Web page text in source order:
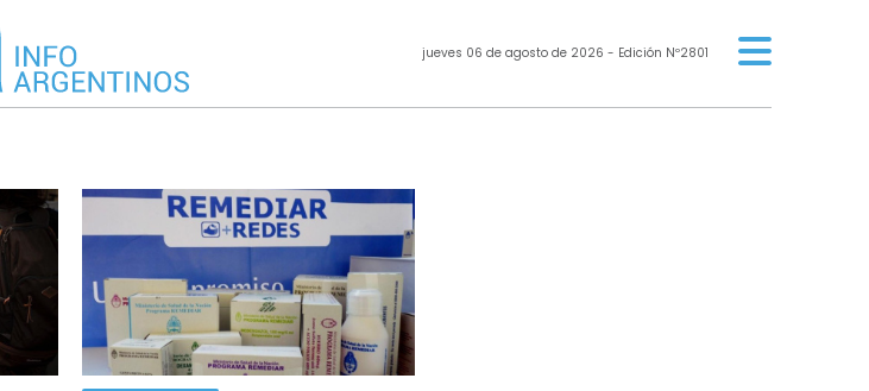
jueves 06 de agosto de 2026 - Edición Nº2801